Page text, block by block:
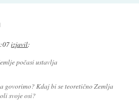
izjavil:
počasi ustavlja
govorimo? Kdaj bi se teoretično Zemlja
svoje osi?